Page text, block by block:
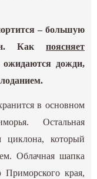
– большую
Как поясняет
дожди,
в основном
Остальная
циклона, который
Облачная шапка
края,